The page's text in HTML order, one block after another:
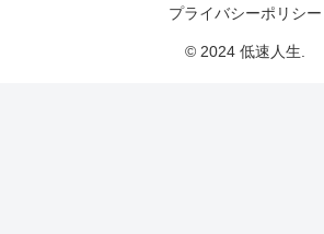
プライバシーポリシー
© 2024 低速人生.